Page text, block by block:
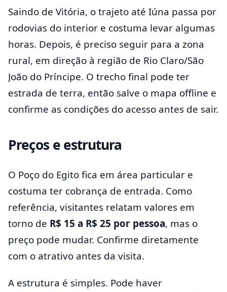
Saindo de Vitória, o trajeto até Iúna passa por
rodovias do interior e costuma levar algumas
horas. Depois, é preciso seguir para a zona
rural, em direção à região de Rio Claro/São
João do Príncipe. O trecho final pode ter
estrada de terra, então salve o mapa offline e
confirme as condições do acesso antes de sair.
Preços e estrutura
O Poço do Egito fica em área particular e
costuma ter cobrança de entrada. Como
referência, visitantes relatam valores em
torno de R$ 15 a R$ 25 por pessoa, mas o
preço pode mudar. Confirme diretamente
com o atrativo antes da visita.
A estrutura é simples. Pode haver